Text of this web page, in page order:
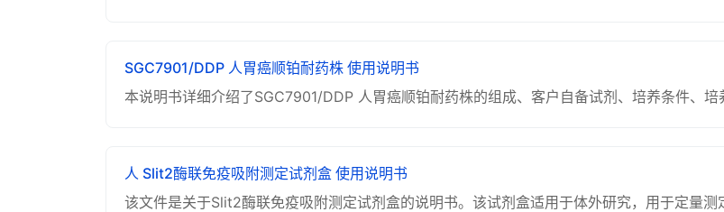
SGC7901/DDP 人胃癌顺铂耐药株 使用说明书
本说明书详细介绍了SGC7901/DDP 人胃癌顺铂耐药株的组成、客户自备试剂、培养条件、培
人 Slit2酶联免疫吸附测定试剂盒 使用说明书
该文件是关于Slit2酶联免疫吸附测定试剂盒的说明书。该试剂盒适用于体外研究，用于定量